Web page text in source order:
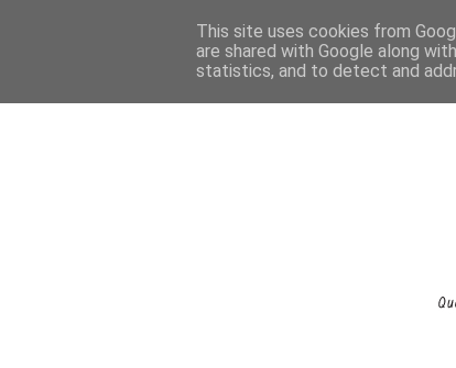
This site uses cookies from
are shared with Google along
statistics, and to detect and